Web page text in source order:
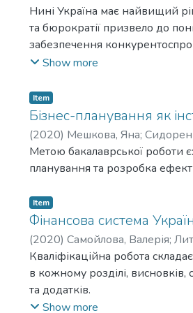
розділі було побудовано
валюти є значимим, а також чи
Отримані результати є
Нині Україна має найвищий
та бюрократії призвело до
забезпечення
прозорої торгівлі повинні
практичного застосування має
розвивається, а одночасно з
актуальним і до сьогодення.
Метою дослідження є
шкоди державі, аналіз
тіньовою економікою,
моделі надасть змогу
Show more
Item
Бізнес-планування як
(2020) Мешкова, Яна;
Метою бакалаврської роботи
планування та розробка
Item
Фінансова система
(2020) Самойлова, Валерія;
Кваліфікаційна робота
в кожному розділі,
та додатків.
Метою роботи є дослідження
Show more